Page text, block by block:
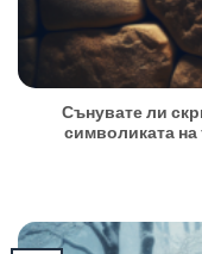
Сънувате ли
символиката